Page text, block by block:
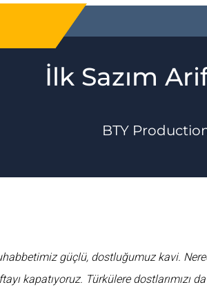
İlk Sazım
BTY
güçlü, dostluğumuz kavi.
kapatıyoruz. Türkülere dostlarımızı